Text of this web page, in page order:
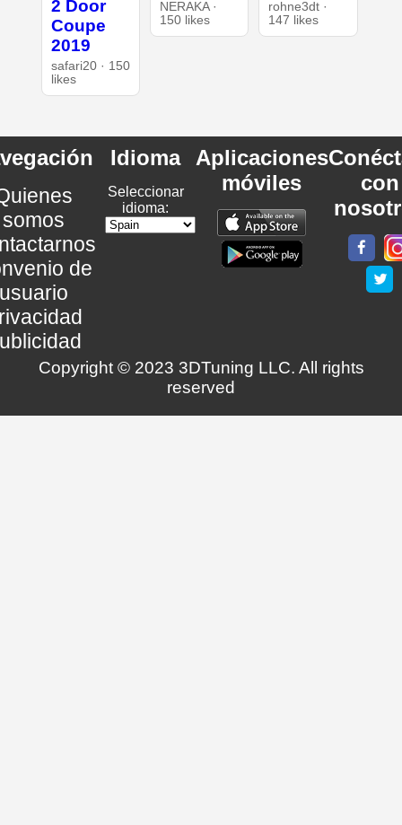
2 Door
Coupe
2019
safari20 · 150
likes
NERAKA ·
150 likes
rohne3dt ·
147 likes
somos
de
Idioma
Seleccionar
idioma:
Aplicaciones
móviles
con
Copyright © 2023 3DTuning LLC. All rights
reserved